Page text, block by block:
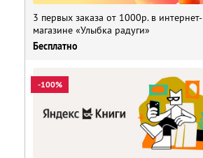
3 первых заказа от 1000р. в интернет-
магазине «Улыбка радуги»
Бесплатно
-100%